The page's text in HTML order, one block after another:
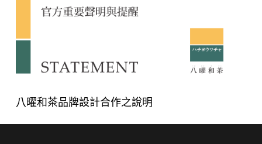
八曜和茶品牌設計合作之說明